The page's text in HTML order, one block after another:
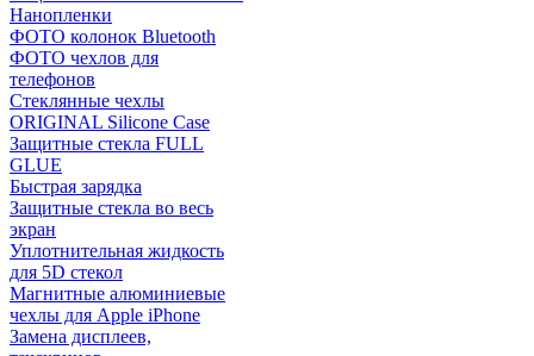
Нанопленки
ФОТО колонок Bluetooth
ФOTO чехлов для
телефонов
Стеклянные чехлы
ORIGINAL Silicone Case
Защитные стекла FULL
GLUE
Быстрая зарядка
Защитные стекла во весь
экран
Уплотнительная жидкость
для 5D стекол
Магнитные алюминиевые
чехлы для Apple iPhone
Замена дисплеев,